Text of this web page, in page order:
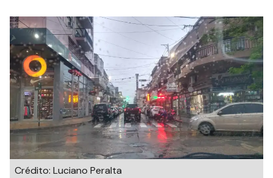
Crédito: Luciano Peralta